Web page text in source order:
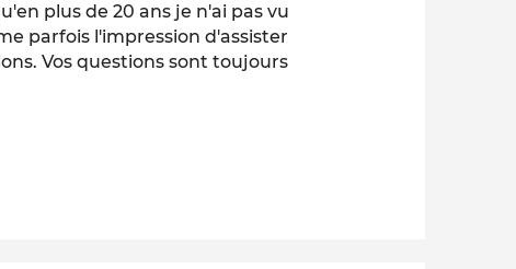
plus de 20 ans je n'ai pas vu
parfois l'impression d'assister
Vos questions sont toujours